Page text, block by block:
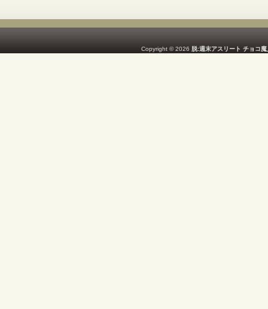
Copyright © 2026 脱:週末アスリート チョコ魔